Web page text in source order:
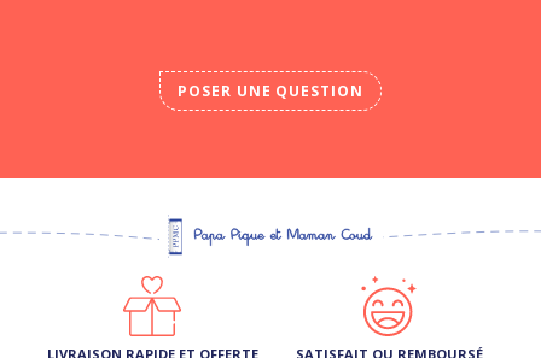
POSER UNE QUESTION
LIVRAISON RAPIDE ET OFFERTE SATISFAIT OU REMBOURSÉ